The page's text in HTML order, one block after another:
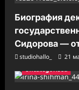
Биография
Сидорова —
studiohallo_ 21
Uncategorised